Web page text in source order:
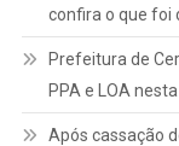
confira o que foi
Prefeitura de
PPA e LOA
Após cassação